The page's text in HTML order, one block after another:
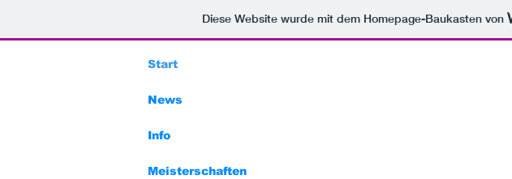
Diese Website wurde mit dem Homepage-Baukasten von
Start
News
Info
Meisterschaften